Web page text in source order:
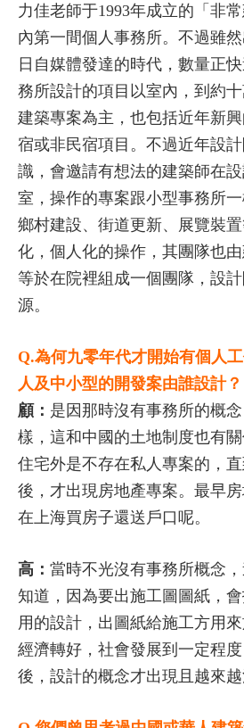
力佳老師于1993年成立的「非
內第一間個人事務所。不過雖
日自媒體發達的時代，數量正
務所設計的項目以室內，到約
建築專案為主，也包括近年新
宿或非民宿項目。不過近年設
識，會邀請有想法的建築師在
室，操作的專案跟小型事務所一
鄉村建設、街道更新、展覽裝
化，個人化的操作，其團隊也由
等於在院裡組成一個團隊，設
源。
Q.為何九零年代才開始有個人
人及中小型的開發案由誰設計？
顧： 是因那時沒有事務所的概
樣，這和中國的土地制度也有
住宅外是不存在私人專案的，
後，才出現房地產專案。最早房
在上海買房子還送戶口呢。
高： 當時不光沒有事務所概念
知道，因為要出施工圖圖紙，
用的設計，出圖紙給施工方用
經濟轉好，社會發展到一定程
後，設計的概念才出現且越來越